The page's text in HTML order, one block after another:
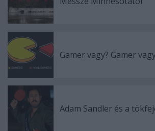
Gamer vagy? Gamer
Adam Sandler és a